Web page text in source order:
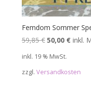
Femdom Sommer
59,85€ Ursprünglicher
59,85 €
50,00 €
50,00 €.
inkl.
inkl. 19 % MwSt.
zzgl. Versandkosten